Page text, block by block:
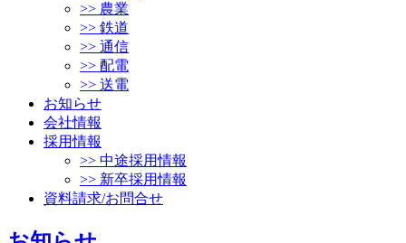
>> 農業
>> 鉄道
>> 通信
>> 配電
>> 送電
お知らせ
会社情報
採用情報
>> 中途採用情報
>> 新卒採用情報
資料請求/お問合せ